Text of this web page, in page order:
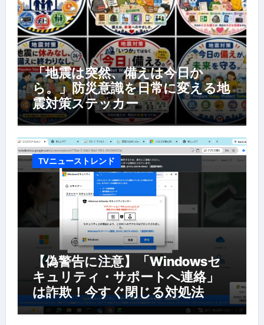
「地震は突然、備えは今日か
ら。」防災意識を日常に変える地
震対策ステッカー
TVニューストレンド
【偽警告に注意】「Windowsセ
キュリティ・サポートへ連絡」
は詐欺！今すぐ閉じる対処法